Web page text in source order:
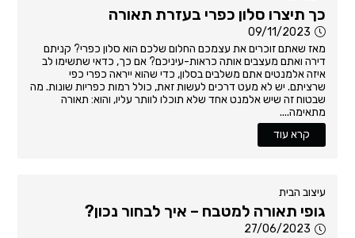
כך תיצרו סלון כפרי בעזרת תאורה
09/11/2023
מאז שאתם זוכרים את עצמכם החלום שלכם הוא סלון כפרי? קניתם
דירה ואתם מעצבים אותה כראות-עיניכם? אם כך, כדאי שתשימו לב
איזה אלמנטים אתם משלבים בסלון, כדי שהוא ייראה כפרי כפי
שרציתם. יש לא מעט דרכים לעשות זאת, כולל רמות כפריות שונות. מה
שבטוח זה שיש אלמנט אחד שלא תוכלו לוותר עליו, והוא: תאורה
מתאימה....
קרא עוד
עיצוב הבית
גופי תאורה למטבח – איך לבחור נכון?
27/06/2023